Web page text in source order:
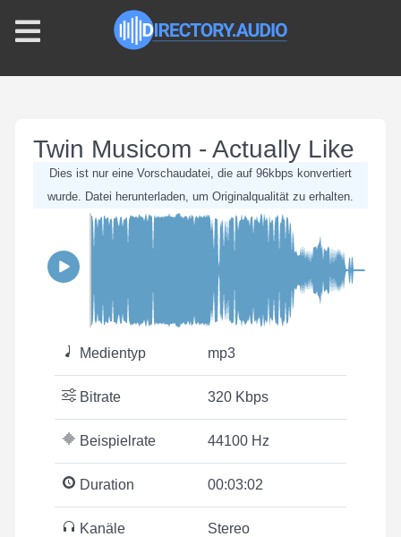
Twin Musicom - Actually Like
Dies ist nur eine Vorschaudatei, die auf 96kbps konvertiert
wurde. Datei herunterladen, um Originalqualität zu erhalten.
Medientyp mp3
Bitrate 320 Kbps
Beispielrate 44100 Hz
Duration 00:03:02
Kanäle Stereo